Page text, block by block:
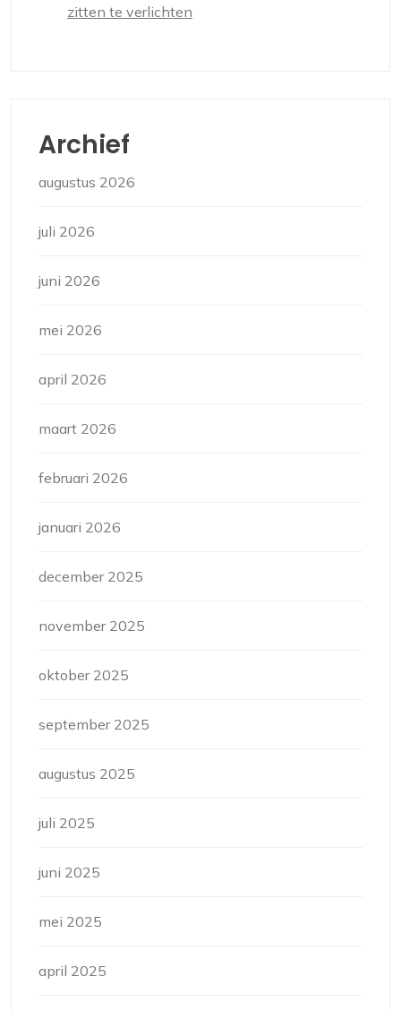
zitten te verlichten
Archief
augustus 2026
juli 2026
juni 2026
mei 2026
april 2026
maart 2026
februari 2026
januari 2026
december 2025
november 2025
oktober 2025
september 2025
augustus 2025
juli 2025
juni 2025
mei 2025
april 2025